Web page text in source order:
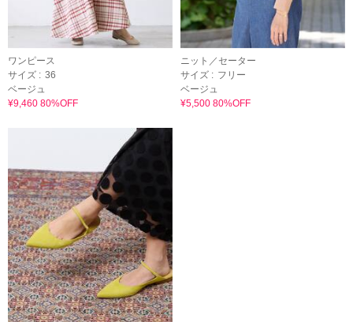
ワンピース
サイズ : 36
ベージュ
¥9,460 80%OFF
ニット／セーター
サイズ : フリー
ベージュ
¥5,500 80%OFF